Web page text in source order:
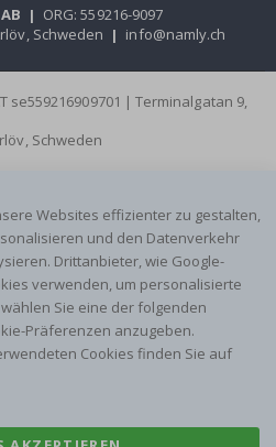
| ORG: 559216-9097
Schweden | info@namly.ch
se559216909701 | Terminalgatan 9,
Schweden
Websites effizienter zu gestalten,
und den Datenverkehr
Drittanbieter, wie Google-
verwenden, um personalisierte
Sie eine der folgenden
Präferenzen anzugeben.
Cookies finden Sie auf